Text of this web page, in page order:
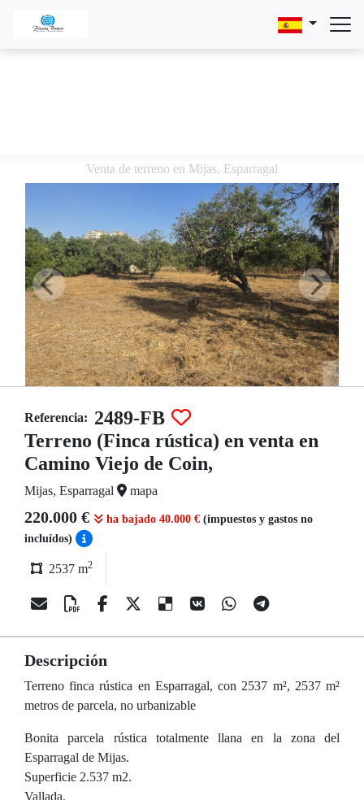
Venta de terreno en Mijas, Esparragal
Referencia: 2489-FB
Terreno (Finca rústica) en venta en
Camino Viejo de Coin,
Mijas, Esparragal mapa
220.000 € ha bajado 40.000 € (impuestos y gastos no
incluídos)
2537 m2
Descripción
Terreno finca rústica en Esparragal, con 2537 m², 2537 m²
metros de parcela, no urbanizable
Bonita parcela rústica totalmente llana en la zona del
Esparragal de Mijas.
Superficie 2.537 m2.
Vallada.